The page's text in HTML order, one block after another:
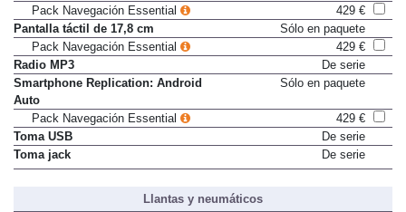
Pack Navegación Essential
429 €
Pantalla táctil de 17,8 cm
Sólo en paquete
Pack Navegación Essential
429 €
Radio MP3
De serie
Smartphone Replication: Android
Auto
Sólo en paquete
Pack Navegación Essential
429 €
Toma USB
De serie
Toma jack
De serie
Llantas y neumáticos